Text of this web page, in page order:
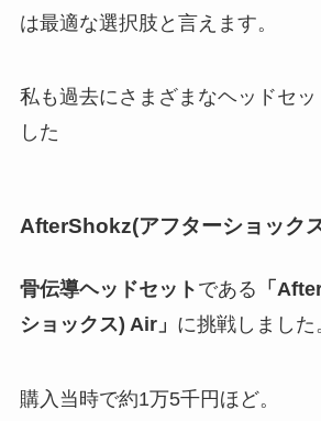
は最適な選択肢と言えます。
私も過去にさまざまなヘッドセッ
した
AfterShokz(アフターショック
骨伝導ヘッドセット である 「
ショックス) Air」 に挑戦しました
購入当時で約1万5千円ほど。